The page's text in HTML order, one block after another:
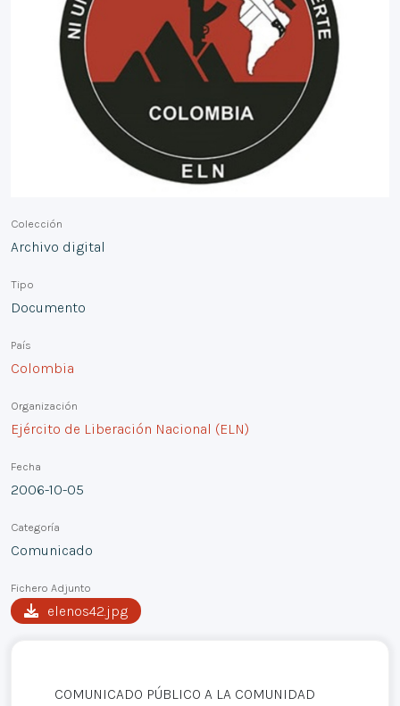
Colección
Archivo digital
Tipo
Documento
País
Colombia
Organización
Ejército de Liberación Nacional (ELN)
Fecha
2006-10-05
Categoría
Comunicado
Fichero Adjunto
elenos42.jpg
COMUNICADO PÚBLICO A LA COMUNIDAD